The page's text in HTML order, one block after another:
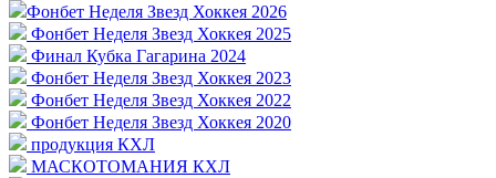
Фонбет Неделя Звезд Хоккея 2026
Фонбет Неделя Звезд Хоккея 2025
Финал Кубка Гагарина 2024
Фонбет Неделя Звезд Хоккея 2023
Фонбет Неделя Звезд Хоккея 2022
Фонбет Неделя Звезд Хоккея 2020
продукция КХЛ
МАСКОТОМАНИЯ КХЛ